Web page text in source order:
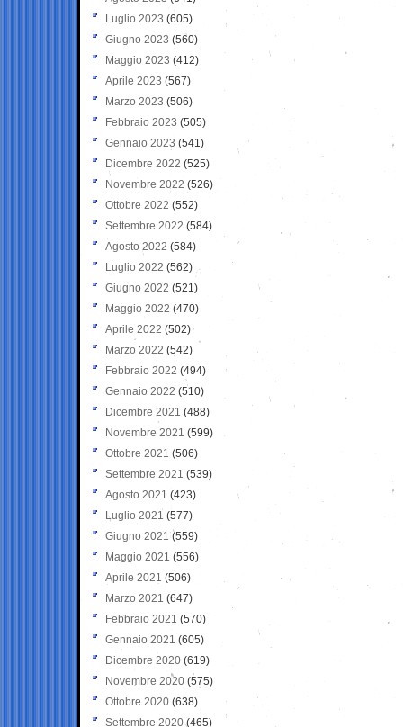
Luglio 2023 (605)
Giugno 2023 (560)
Maggio 2023 (412)
Aprile 2023 (567)
Marzo 2023 (506)
Febbraio 2023 (505)
Gennaio 2023 (541)
Dicembre 2022 (525)
Novembre 2022 (526)
Ottobre 2022 (552)
Settembre 2022 (584)
Agosto 2022 (584)
Luglio 2022 (562)
Giugno 2022 (521)
Maggio 2022 (470)
Aprile 2022 (502)
Marzo 2022 (542)
Febbraio 2022 (494)
Gennaio 2022 (510)
Dicembre 2021 (488)
Novembre 2021 (599)
Ottobre 2021 (506)
Settembre 2021 (539)
Agosto 2021 (423)
Luglio 2021 (577)
Giugno 2021(559)
Maggio 2021 (556)
Aprile 2021 (506)
Marzo 2021 (647)
Febbraio 2021 (570)
Gennaio 2021 (605)
Dicembre 2020 (619)
Novembre 2020 (575)
Ottobre 2020 (638)
Settembre 2020(465)